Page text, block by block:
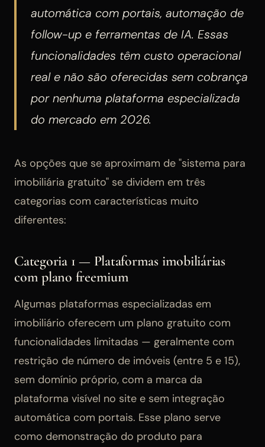
automática com portais, automação de
follow-up e ferramentas de IA. Essas
funcionalidades têm custo operacional
real e não são oferecidas sem cobrança
por nenhuma plataforma especializada
do mercado em 2026.
As opções que se aproximam de "sistema para
imobiliária gratuito" se dividem em três
categorias com características muito
diferentes:
Categoria 1 — Plataformas imobiliárias
com plano freemium
Algumas plataformas especializadas em
imobiliário oferecem um plano gratuito com
funcionalidades limitadas — geralmente com
restrição de número de imóveis (entre 5 e 15),
sem domínio próprio, com a marca da
plataforma visível no site e sem integração
automática com portais. Esse plano serve
como demonstração do produto para